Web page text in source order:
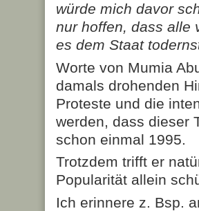
würde mich davor
nur hoffen, dass alle
es dem Staat
Worte von Mumia
damals drohenden
Proteste und die
werden, dass dieser
schon einmal 1995.
Trotzdem trifft er
Popularität allein
Ich erinnere z. Bsp.